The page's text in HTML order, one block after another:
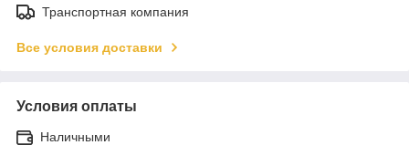
Транспортная компания
Все условия доставки
Условия оплаты
Наличными